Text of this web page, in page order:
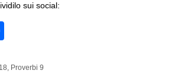
sui social:
n
, Proverbi 9